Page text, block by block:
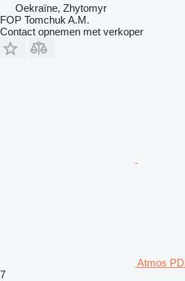
Oekraïne, Zhytomyr
FOP Tomchuk A.M.
Contact opnemen met verkoper
Atmos
7